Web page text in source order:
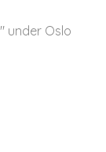
under Oslo